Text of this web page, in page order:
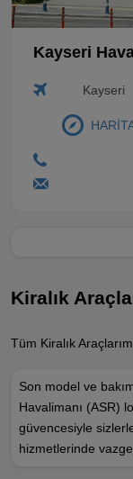
Kiralık
Tüm Kiralık
Son model ve
Havalimanı (ASR)
güvencesiyle
hizmetlerinde
Kayseri
Kayseri